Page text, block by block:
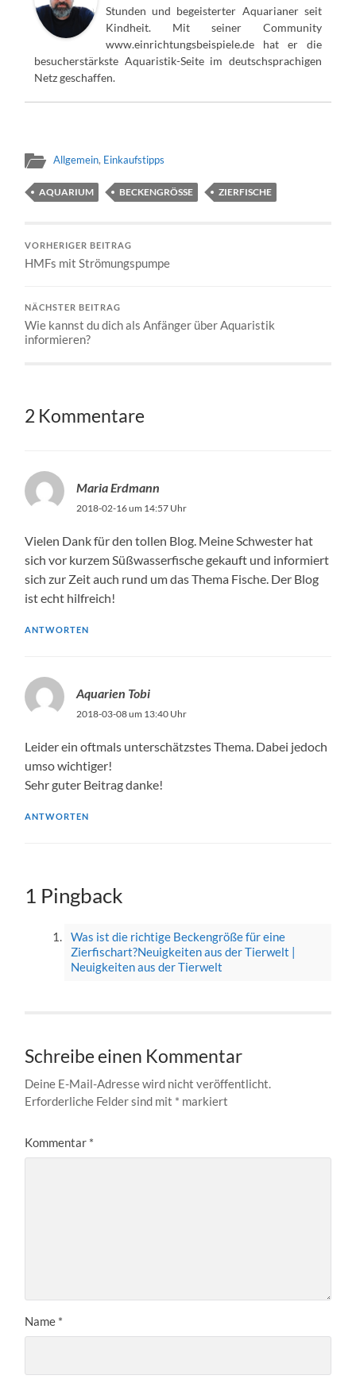
Stunden und begeisterter Aquarianer seit
Kindheit. Mit seiner Community
www.einrichtungsbeispiele.de hat er die
besucherstärkste Aquaristik-Seite im deutschsprachigen
Netz geschaffen.
Allgemein, Einkaufstipps
AQUARIUM BECKENGRÖSSE ZIERFISCHE
VORHERIGER BEITRAG
HMFs mit Strömungspumpe
NÄCHSTER BEITRAG
Wie kannst du dich als Anfänger über Aquaristik
informieren?
2 Kommentare
Maria Erdmann
2018-02-16 um 14:57 Uhr
Vielen Dank für den tollen Blog. Meine Schwester hat
sich vor kurzem Süßwasserfische gekauft und informiert
sich zur Zeit auch rund um das Thema Fische. Der Blog
ist echt hilfreich!
ANTWORTEN
Aquarien Tobi
2018-03-08 um 13:40 Uhr
Leider ein oftmals unterschätzstes Thema. Dabei jedoch
umso wichtiger!
Sehr guter Beitrag danke!
ANTWORTEN
1 Pingback
Was ist die richtige Beckengröße für eine
Zierfischart?Neuigkeiten aus der Tierwelt |
Neuigkeiten aus der Tierwelt
Schreibe einen Kommentar
Deine E-Mail-Adresse wird nicht veröffentlicht.
Erforderliche Felder sind mit * markiert
Kommentar *
Name *